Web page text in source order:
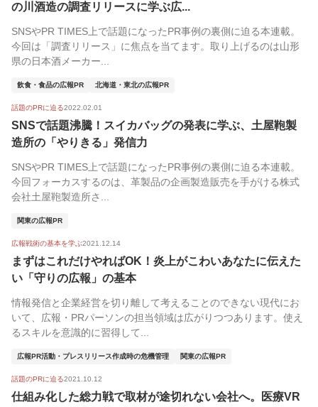
の川酒造の調査リリースに学ぶ広...
SNSやPR TIMES上で話題になったPR事例の裏側に迫る本連載。
今回は「調査リリース」に焦点を当てます。取り上げるのは山形
県の日本酒メーカー...
飲食・食品の広報PR 北海道・東北の広報PR
話題のPRに迫る2022.02.01
SNSで話題沸騰！スイカバッグの発表に学ぶ、土屋鞄製
造所の「やりきる」発信力
SNSやPR TIMES上で話題になったPR事例の裏側に迫る本連載。
今回フォーカスするのは、革製品の企画製造販売を手がける株式
会社土屋鞄製造所さ...
関東の広報PR
広報戦術の基本を学ぶ2021.12.14
まずはこれだけやればOK！炎上がこわいあなたに伝えた
い「守りの広報」の基本
情報発信と企業経営を切り離して考えることのできない現代にお
いて、広報・PRパーソンの担当領域は広がりつつあります。使え
るスキルを意識的に習得して...
広報PR活動・プレスリリース作成時の危機管理 関東の広報PR
話題のPRに迫る2021.10.12
仕組み化した総力戦で取材が途切れない会社へ。医療VR